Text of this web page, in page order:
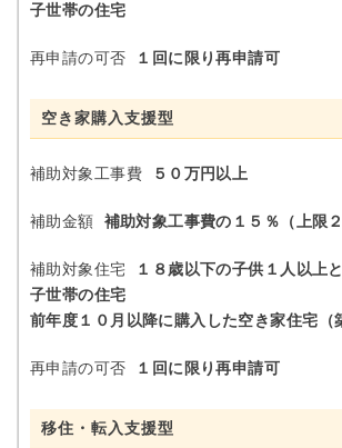
子世帯の住宅
再申請の可否 １回に限り再申請可
空き家購入支援型
補助対象工事費 ５０万円以上
補助金額 補助対象工事費の１５％（上限２
補助対象住宅
１８歳以下の子供１人以上
子世帯の住宅
前年度１０月以降に購入した空き家住宅（
再申請の可否 １回に限り再申請可
移住・転入支援型